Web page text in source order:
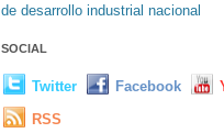
de desarrollo industrial nacional
SOCIAL
Twitter Facebook
RSS